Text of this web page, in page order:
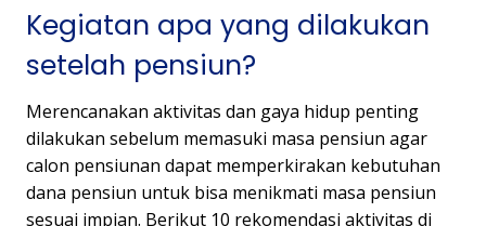
Kegiatan apa yang dilakukan
setelah pensiun?
Merencanakan aktivitas dan gaya hidup penting
dilakukan sebelum memasuki masa pensiun agar
calon pensiunan dapat memperkirakan kebutuhan
dana pensiun untuk bisa menikmati masa pensiun
sesuai impian. Berikut 10 rekomendasi aktivitas di